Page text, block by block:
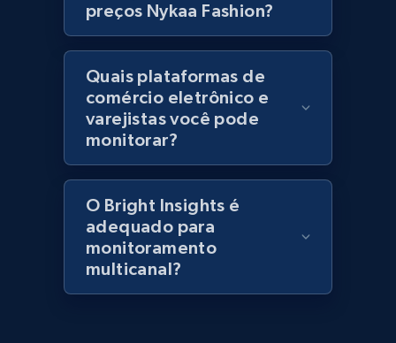
Model number, Gtin ean pn, Product name, and
more.
991+ 162+ Comece agora
Lowes.com - Collect records by category
URL, Domain, Marketplace pn, Sku, Other pn,
Model number, Gtin ean pn, Product name, and
991+ 162+
preços Nykaa Fashion?
Quais plataformas de
comércio eletrônico e
varejistas você pode
monitorar?
O Bright Insights é
adequado para
monitoramento
multicanal?